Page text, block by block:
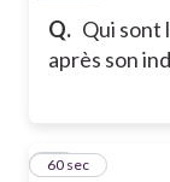
Q. Qui sont
après son
17
60 sec